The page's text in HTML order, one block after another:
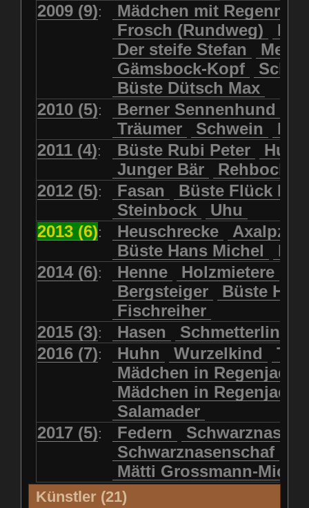
2009 (9):
Mädchen mit
Frosch (Rundweg)
Der steife Stefan
Gämsbock-Kopf
Büste Dütsch Max
2010 (5): Berner Sennenhund
Träumer
Schwein
2011 (4): Büste Rubi Peter
Junger Bär
2012 (5): Fasan
Büste Flück
Steinbock
Uhu
2013 (6): Heuschrecke
Büste Hans Michel
2014 (6): Henne Holzmietere
Bergsteiger
Büste HP
Fischreiher
2015 (3): Hasen Schmetterlinge
2016 (7): Huhn Wurzelkind
Mädchen in
Mädchen in Regenjacke
Salamader
2017 (5): Federn
Schwarznasenschaf
Mätti Grossmann-
Künstler (21)